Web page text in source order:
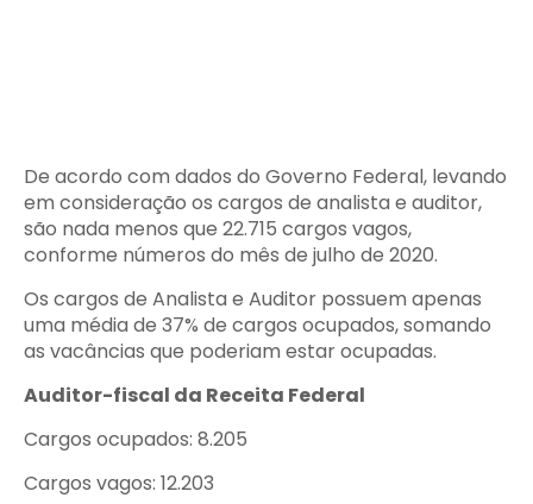
De acordo com dados do Governo Federal, levando
em consideração os cargos de analista e auditor,
são nada menos que 22.715 cargos vagos,
conforme números do mês de julho de 2020.
Os cargos de Analista e Auditor possuem apenas
uma média de 37% de cargos ocupados, somando
as vacâncias que poderiam estar ocupadas.
Auditor-fiscal da Receita Federal
Cargos ocupados: 8.205
Cargos vagos: 12.203